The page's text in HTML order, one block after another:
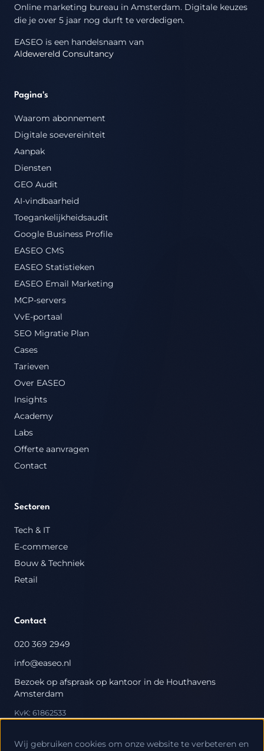
Wij gebruiken cookies om onze website te verbeteren en
Online marketing bureau in Amsterdam. Digitale keuzes
die je over 5 jaar nog durft te verdedigen.
EASEO is een handelsnaam van
Aldewereld Consultancy
Pagina's
Waarom abonnement
Digitale soevereiniteit
Aanpak
Diensten
GEO Audit
AI-vindbaarheid
Toegankelijkheidsaudit
Google Business Profile
EASEO CMS
EASEO Statistieken
EASEO Email Marketing
MCP-servers
VvE-portaal
SEO Migratie Plan
Cases
Tarieven
Over EASEO
Insights
Academy
Labs
Offerte aanvragen
Contact
Sectoren
Tech & IT
E-commerce
Bouw & Techniek
Retail
Contact
020 369 2949
info@easeo.nl
Bezoek op afspraak op kantoor in de Houthavens
Amsterdam
KvK: 61862533